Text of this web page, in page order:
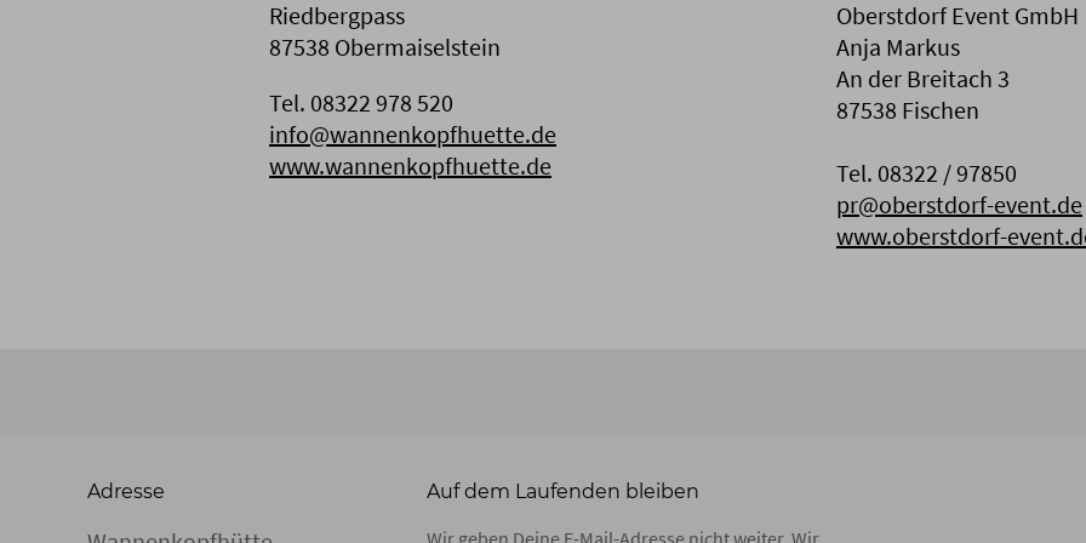
Riedbergpass
87538 Obermaiselstein
Tel. 08322 978 520
info@wannenkopfhuette.de
www.wannenkopfhuette.de
Oberstdorf Event GmbH
Anja Markus
An der Breitach 3
87538 Fischen
Tel. 08322 / 97850
pr@oberstdorf-event.de
www.oberstdorf-
Adresse Auf dem Laufenden bleiben